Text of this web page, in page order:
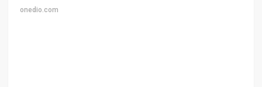
onedio.com